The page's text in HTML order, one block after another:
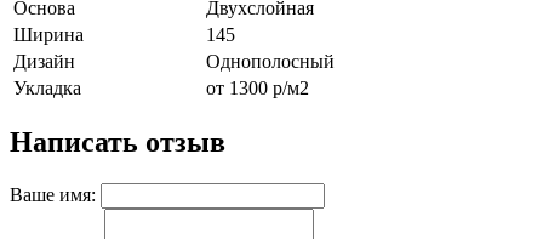
Основа
Двухслойная
Ширина
145
Дизайн
Однополосный
Укладка
от 1300 р/м2
Написать отзыв
Ваше имя: